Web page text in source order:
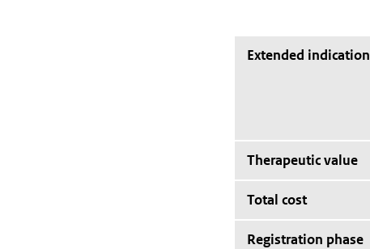
Extended indication
Therapeutic value
Total cost
Registration phase